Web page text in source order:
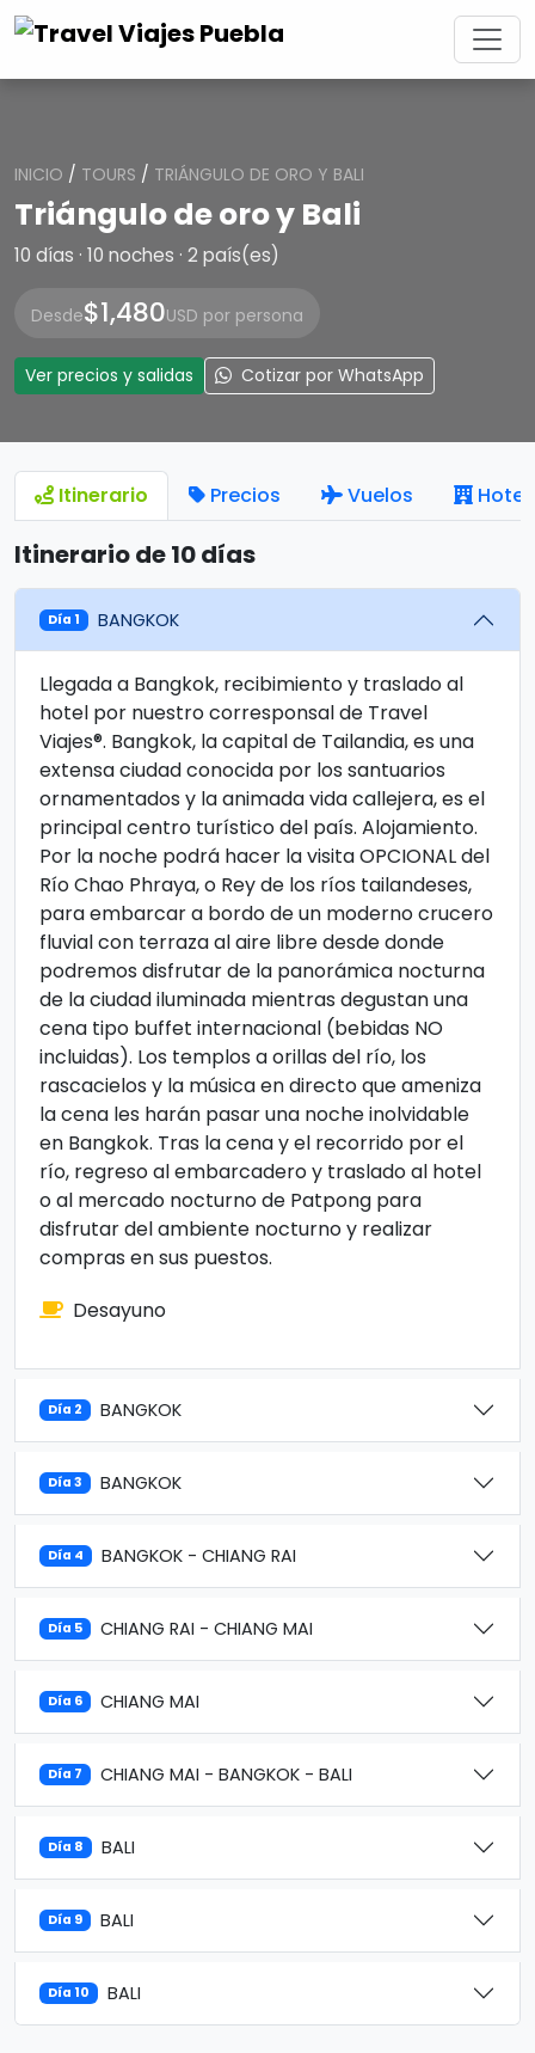
INICIO / TOURS / TRIÁNGULO DE ORO Y BALI
Triángulo de oro y Bali
10 días · 10 noches · 2 país(es)
Desde$1,480USD por persona
Ver precios y salidas Cotizar por WhatsApp
Itinerario Precios Vuelos
Itinerario de 10 días
Día 1 BANGKOK
Llegada a Bangkok, recibimiento y traslado al
hotel por nuestro corresponsal de Travel
Viajes®. Bangkok, la capital de Tailandia, es una
extensa ciudad conocida por los santuarios
ornamentados y la animada vida callejera, es el
principal centro turístico del país. Alojamiento.
Por la noche podrá hacer la visita OPCIONAL del
Río Chao Phraya, o Rey de los ríos tailandeses,
para embarcar a bordo de un moderno crucero
fluvial con terraza al aire libre desde donde
podremos disfrutar de la panorámica nocturna
de la ciudad iluminada mientras degustan una
cena tipo buffet internacional (bebidas NO
incluidas). Los templos a orillas del río, los
rascacielos y la música en directo que ameniza
la cena les harán pasar una noche inolvidable
en Bangkok. Tras la cena y el recorrido por el
río, regreso al embarcadero y traslado al hotel
o al mercado nocturno de Patpong para
disfrutar del ambiente nocturno y realizar
compras en sus puestos.
Desayuno
Día 2 BANGKOK
Día 3 BANGKOK
Día 4 BANGKOK - CHIANG RAI
Día 5 CHIANG RAI - CHIANG MAI
Día 6 CHIANG MAI
Día 7 CHIANG MAI - BANGKOK - BALI
Día 8 BALI
Día 9 BALI
Día 10 BALI